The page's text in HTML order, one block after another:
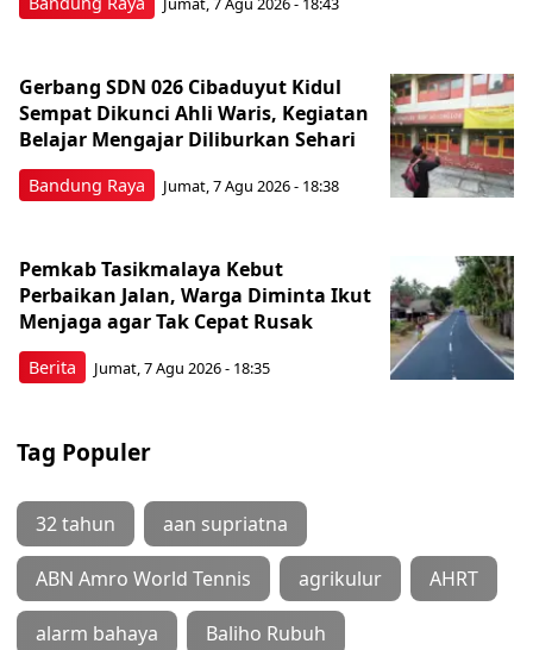
Bandung Raya
Gerbang SDN 026 Cibaduyut Kidul
Sempat Dikunci Ahli Waris, Kegiatan
Belajar Mengajar Diliburkan Sehari
Jumat, 7 Agu 2026 - 18:38
Berita
Pemkab Tasikmalaya Kebut
Perbaikan Jalan, Warga Diminta Ikut
Menjaga agar Tak Cepat Rusak
Jumat, 7 Agu 2026 - 18:35
Tag Populer
32 tahun aan supriatna
ABN Amro World Tennis agrikulur AHRT
alarm bahaya Baliho Rubuh